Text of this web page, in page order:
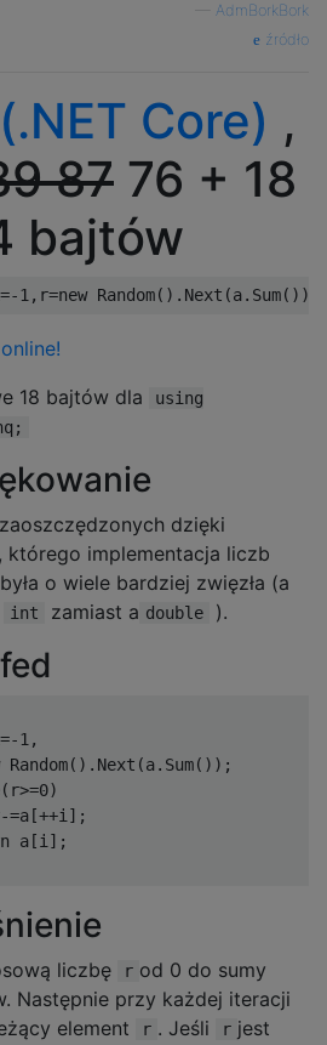
AdmBorkBork
źródło
Core) ,
87 76 + 18
bajtów
=-1 , r=new Random(). Next (a. Sum());
18 bajtów dla
using
dzięki
którego implementacja liczb
o wiele bardziej zwięzła (a
int zamiast a double ).
=-1 ,
Random(). Next (a. Sum());
( r>=0)
-=a [++i ];
a [i ];
liczbę r od 0 do sumy
Następnie przy każdej iteracji
element
r . Jeśli r jest